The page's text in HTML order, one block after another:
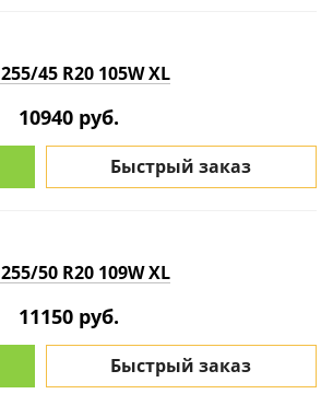
255/45 R20 105W XL
10940 руб.
Быстрый заказ
255/50 R20 109W XL
11150 руб.
Быстрый заказ